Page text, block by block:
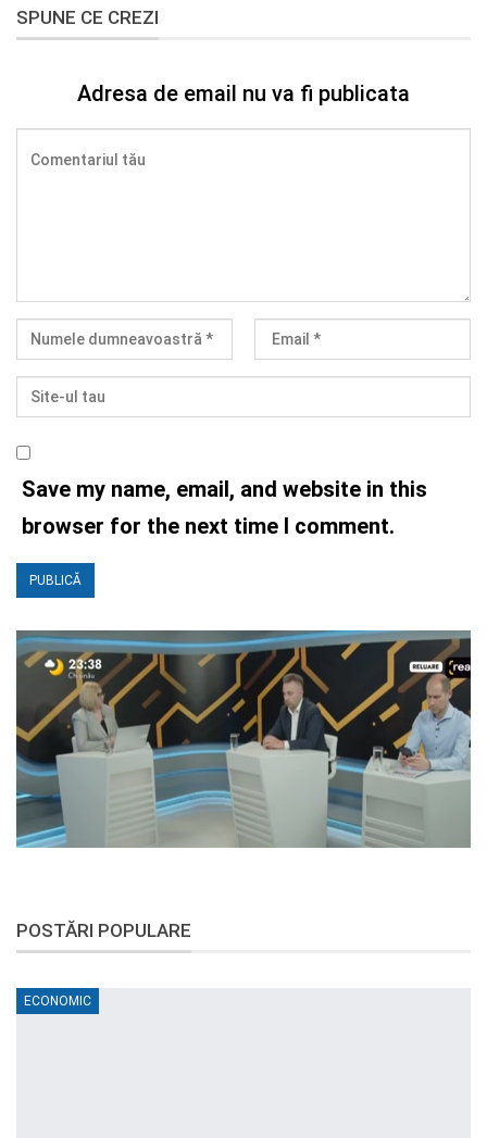
SPUNE CE CREZI
Adresa de email nu va fi publicata
Save my name, email, and website in this
browser for the next time I comment.
POSTĂRI POPULARE
ECONOMIC